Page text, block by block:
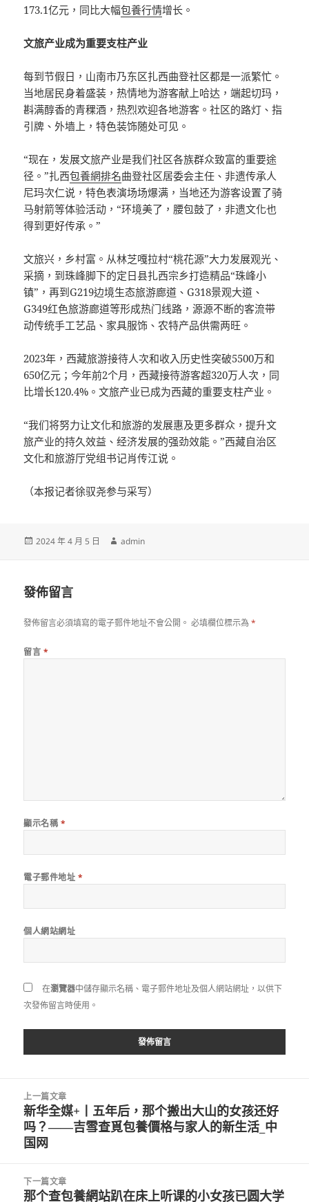
173.1亿元，同比大幅包養行情增长。
文旅产业成为重要支柱产业
每到节假日，山南市乃东区扎西曲登社区都是一派繁忙。
当地居民身着盛装，热情地为游客献上哈达，端起切玛，
斟满醇香的青稞酒，热烈欢迎各地游客。社区的路灯、指
引牌、外墙上，特色装饰随处可见。
“现在，发展文旅产业是我们社区各族群众致富的重要途
径。”扎西包養網排名曲登社区居委会主任、非遗传承人
尼玛次仁说，特色表演场场爆满，当地还为游客设置了骑
马射箭等体验活动，“环境美了，腰包鼓了，非遗文化也
得到更好传承。”
文旅兴，乡村富。从林芝嘎拉村“桃花源”大力发展观光、
采摘，到珠峰脚下的定日县扎西宗乡打造精品“珠峰小
镇”，再到G219边境生态旅游廊道、G318景观大道、
G349红色旅游廊道等形成热门线路，源源不断的客流带
动传统手工艺品、家具服饰、农特产品供需两旺。
2023年，西藏旅游接待人次和收入历史性突破5500万和
650亿元；今年前2个月，西藏接待游客超320万人次，同
比增长120.4%。文旅产业已成为西藏的重要支柱产业。
“我们将努力让文化和旅游的发展惠及更多群众，提升文
旅产业的持久效益、经济发展的强劲效能。”西藏自治区
文化和旅游厅党组书记肖传江说。
（本报记者徐驭尧参与采写）
發
2024 年 4 月 5 日
作
admin
發佈留言
發佈留言必須填寫的電子郵件地址不會公開。 必填欄位標示為*
留言 *
顯示名稱 *
電子郵件地址 *
個人網站網址
在瀏覽器中儲存顯示名稱、電子郵件地址及個人網站網址，以供下
次發佈留言時使用。
上一篇文章
上
一
篇
章:
新华全媒+丨五年后，那个搬出大山的女孩还好
吗？——吉雪查覓包養價格与家人的新生活_中
国网
下一篇文章
下
那个查包養網站趴在床上听课的小女孩已圆大学